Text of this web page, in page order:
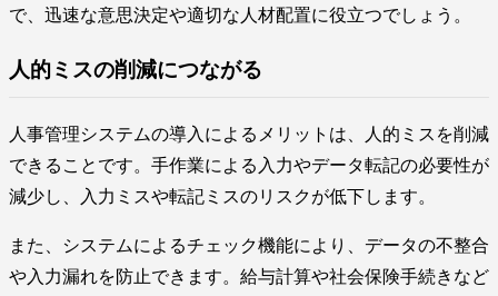
で、迅速な意思決定や適切な人材配置に役立つでしょう。
人的ミスの削減につながる
人事管理システムの導入によるメリットは、人的ミスを削減
できることです。手作業による入力やデータ転記の必要性が
減少し、入力ミスや転記ミスのリスクが低下します。
また、システムによるチェック機能により、データの不整合
や入力漏れを防止できます。給与計算や社会保険手続きなど